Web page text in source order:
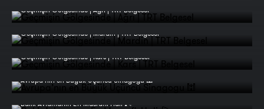
Geçmişin Gölgesinde | Ağrı | TRT Belgesel
Geçmişin Gölgesinde | Mardin | TRT Belgesel
Geçmişin Gölgesinde | Kars | TRT Belgesel
Avrupa’nın en Büyük Üçüncü Sinagogu 🕍
Balık Avlamanın En Masraflı Hali 🎣